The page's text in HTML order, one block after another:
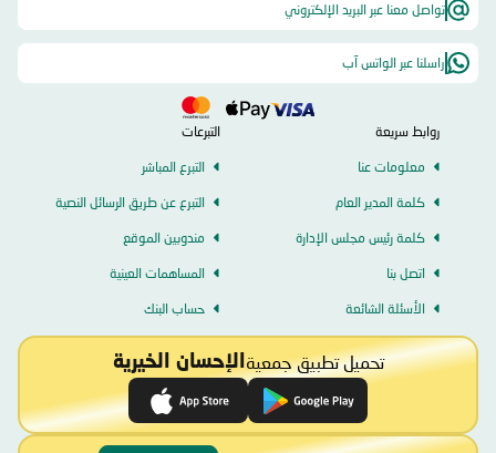
تواصل معنا عبر البريد الإلكتروني
راسلنا عبر الواتس آب
روابط سريعة
معلومات عنا
كلمة المدير العام
كلمة رئيس مجلس الإدارة
اتصل بنا
الأسئلة الشائعة
التبرعات
التبرع المباشر
التبرع عن طريق الرسائل النصية
مندوبين الموقع
المساهمات العينية
حساب البنك
تحميل تطبيق جمعية الإحسان الخيرية